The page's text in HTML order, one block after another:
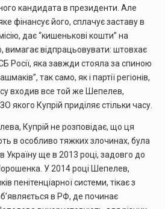
кандидата в президенти. Але
фінансує його, сплачує заставу в
дає “кишенькові кошти” на
відпрацьовувати: штовхає
Росії, яка завжди стояла за спиною
так само, як і партії регіонів,
входив все той же Шепелев,
якого Купрій приділяє стільки часу.
Купрій не розповідає, що ця
в особливо тяжких злочинах, була
Україну ще в 2013 році, задовго до
У 2014 році Шепелев,
пенітенціарної системи, тікає з
в РФ, де починає